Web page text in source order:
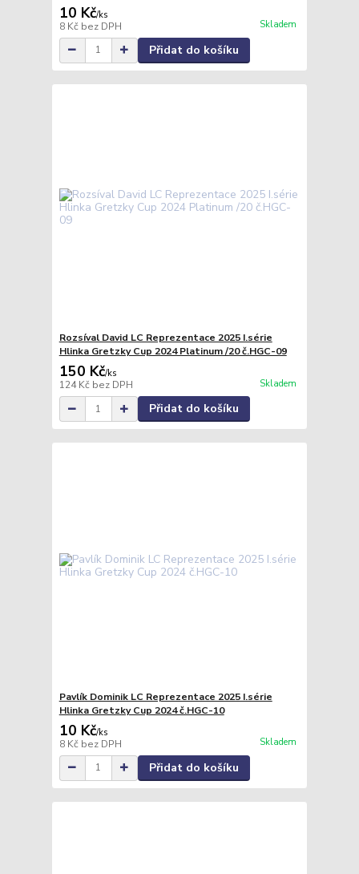
10 Kč/ks
8 Kč bez DPH Skladem
Přidat do košíku
Rozsíval David LC Reprezentace 2025 I.série
Hlinka Gretzky Cup 2024 Platinum /20 č.HGC-09
150 Kč/ks
124 Kč bez DPH Skladem
Přidat do košíku
Pavlík Dominik LC Reprezentace 2025 I.série
Hlinka Gretzky Cup 2024 č.HGC-10
10 Kč/ks
8 Kč bez DPH Skladem
Přidat do košíku